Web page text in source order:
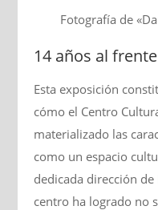
Fotografía de
14 años al frente
Esta exposición
cómo el Centro
materializado las
como un espacio
dedicada dirección de
centro ha logrado no